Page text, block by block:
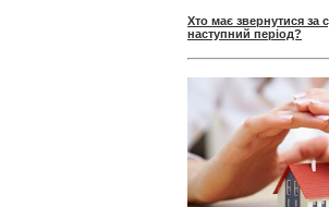
Хто має звернутися за
наступний період?